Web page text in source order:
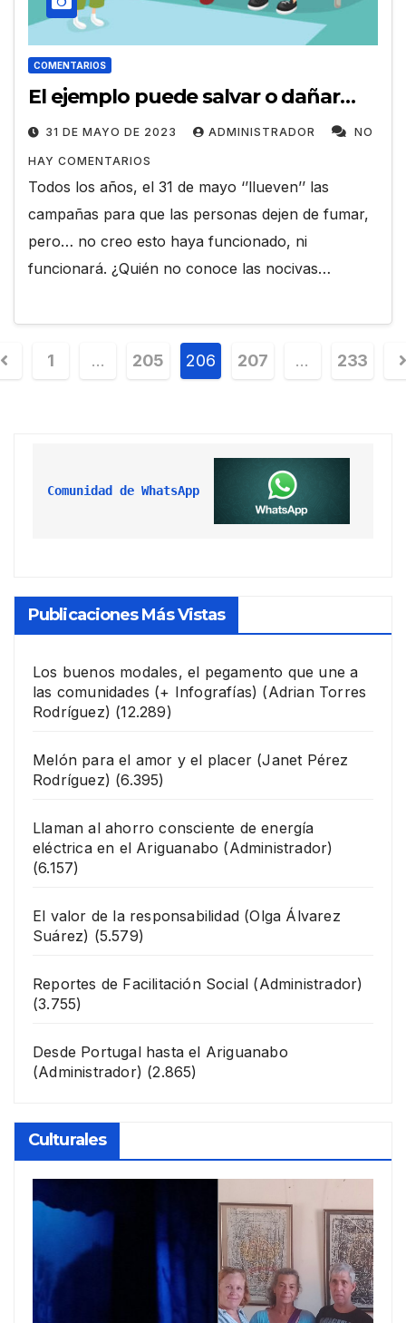
COMENTARIOS
El ejemplo puede salvar o dañar…
31 DE MAYO DE 2023 ADMINISTRADOR NO
HAY COMENTARIOS
Todos los años, el 31 de mayo ‘’llueven’’ las
campañas para que las personas dejen de fumar,
pero… no creo esto haya funcionado, ni
funcionará. ¿Quién no conoce las nocivas…
1 … 205 206 207 … 233
Comunidad de WhatsApp
Publicaciones Más Vistas
Los buenos modales, el pegamento que une a
las comunidades (+ Infografías) (Adrian Torres
Rodríguez) (12.289)
Melón para el amor y el placer (Janet Pérez
Rodríguez) (6.395)
Llaman al ahorro consciente de energía
eléctrica en el Ariguanabo (Administrador)
(6.157)
El valor de la responsabilidad (Olga Álvarez
Suárez) (5.579)
Reportes de Facilitación Social (Administrador)
(3.755)
Desde Portugal hasta el Ariguanabo
(Administrador) (2.865)
Culturales